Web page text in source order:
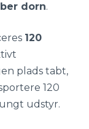
dorn.
120
plads tabt,
120
udstyr.